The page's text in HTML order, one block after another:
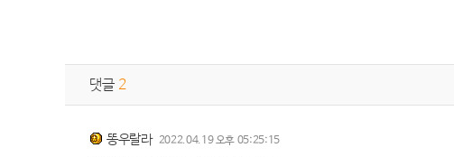
댓글 2
똥우랄라 2022.04.19 오후 05:25:15